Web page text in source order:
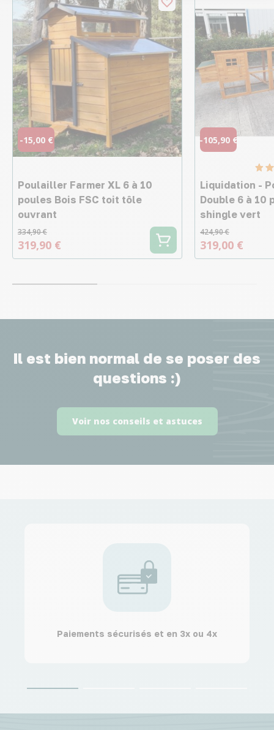
-15,00 €
Poulailler Farmer XL 6 à 10
poules Bois FSC toit tôle
ouvrant
334,90 €
319,90 €
-105,90 €
Liquidation -
Double 6 à 10
shingle vert
424,90 €
319,00 €
Il est bien normal de se poser des
questions :)
Voir nos conseils et astuces
Paiements sécurisés et en 3x ou 4x